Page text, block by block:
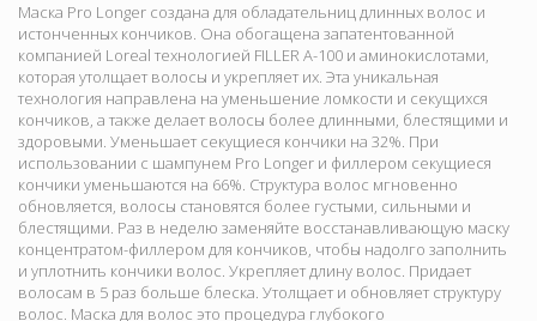
Маска Pro Longer создана для обладательниц длинных волос и
истонченных кончиков. Она обогащена запатентованной
компанией Loreal технологией FILLER A-100 и аминокислотами,
которая утолщает волосы и укрепляет их. Эта уникальная
технология направлена на уменьшение ломкости и секущихся
кончиков, а также делает волосы более длинными, блестящими и
здоровыми. Уменьшает секущиеся кончики на 32%. При
использовании с шампунем Pro Longer и филлером секущиеся
кончики уменьшаются на 66%. Структура волос мгновенно
обновляется, волосы становятся более густыми, сильными и
блестящими. Раз в неделю заменяйте восстанавливающую маску
концентратом-филлером для кончиков, чтобы надолго заполнить
и уплотнить кончики волос. Укрепляет длину волос. Придает
волосам в 5 раз больше блеска. Утолщает и обновляет структуру
волос. Маска для волос это процедура глубокого